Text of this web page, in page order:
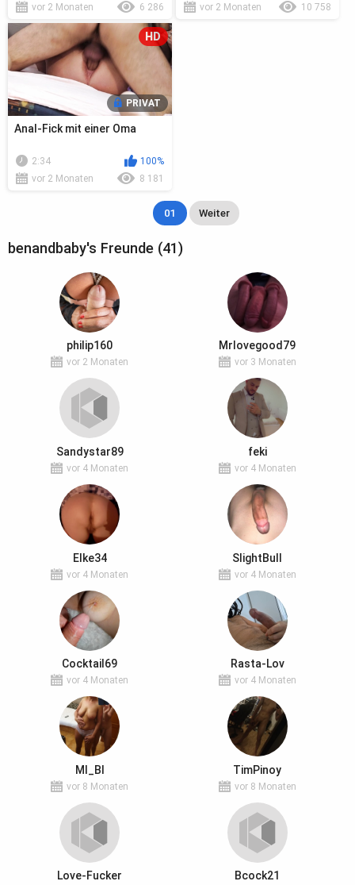
vor 2 Monaten
6 286
vor 2 Monaten
10 758
PRIVAT
HD
Anal-Fick mit einer Oma
2:34
100%
vor 2 Monaten
8 181
01 Weiter
benandbaby's Freunde (41)
philip160
vor 2 Monaten
Mrlovegood79
vor 3 Monaten
Sandystar89
vor 4 Monaten
feki
vor 4 Monaten
Elke34
vor 4 Monaten
SlightBull
vor 4 Monaten
Cocktail69
vor 4 Monaten
Rasta-Lov
vor 4 Monaten
MI_BI
vor 8 Monaten
TimPinoy
vor 8 Monaten
Love-Fucker Bcock21